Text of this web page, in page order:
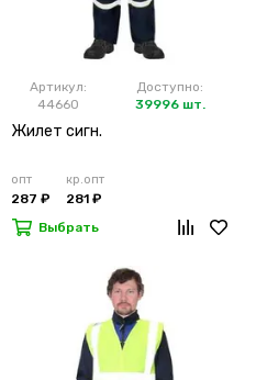
Артикул:
44660
Доступно:
39996 шт.
Жилет сигн.
опт
287 ₽
кр.опт
281 ₽
Выбрать